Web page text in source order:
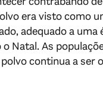
era visto como
adequado a uma
Natal. As
continua a ser